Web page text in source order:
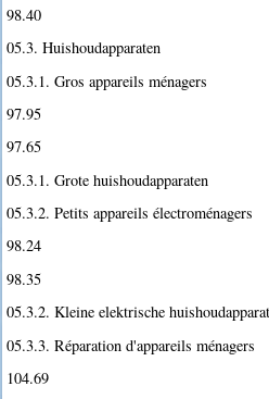
98.40
05.3. Huishoudapparaten
05.3.1. Gros appareils ménagers
97.95
97.65
05.3.1. Grote huishoudapparaten
05.3.2. Petits appareils électroménagers
98.24
98.35
05.3.2. Kleine elektrische
05.3.3. Réparation d'appareils ménagers
104.69